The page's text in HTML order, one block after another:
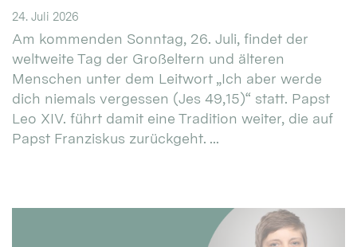
24. Juli 2026
Am kommenden Sonntag, 26. Juli, findet der
weltweite Tag der Großeltern und älteren
Menschen unter dem Leitwort „Ich aber werde
dich niemals vergessen (Jes 49,15)“ statt. Papst
Leo XIV. führt damit eine Tradition weiter, die auf
Papst Franziskus zurückgeht. ...